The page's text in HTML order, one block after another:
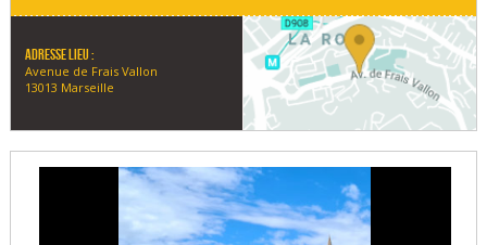
Adresse lieu :
Avenue de Frais Vallon
13013 Marseille